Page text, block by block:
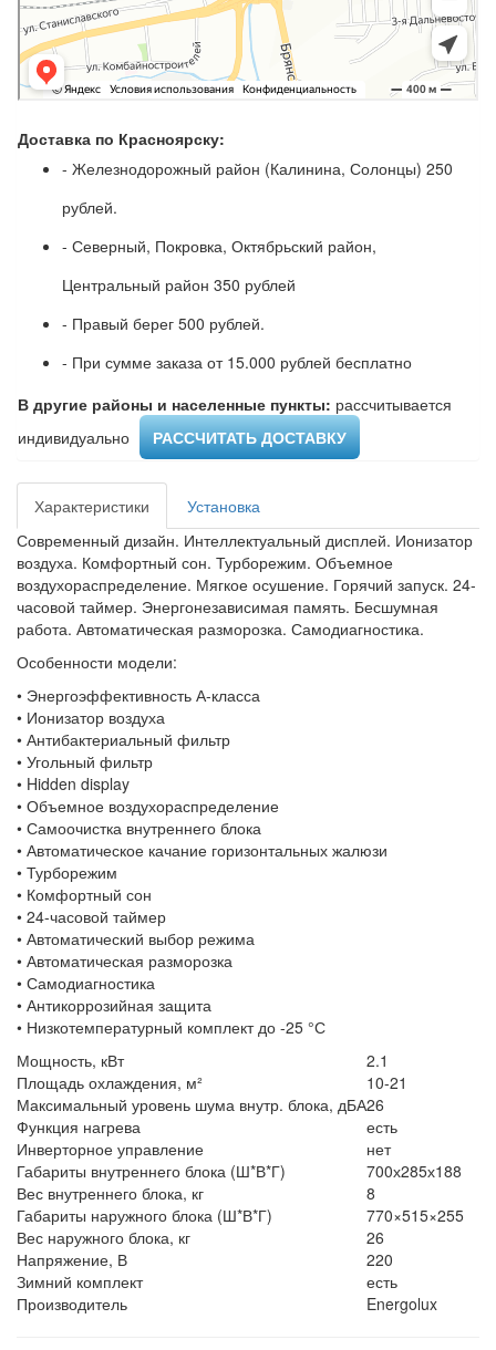
Доставка по Красноярску:
- Железнодорожный район (Калинина, Солонцы) 250
рублей.
- Северный, Покровка, Октябрьский район,
Центральный район 350 рублей
- Правый берег 500 рублей.
- При сумме заказа от 15.000 рублей бесплатно
В другие районы и населенные пункты: рассчитывается
индивидуально ​
РАССЧИТАТЬ ДОСТАВКУ
Характеристики
Установка
Современный дизайн. Интеллектуальный дисплей. Ионизатор
воздуха. Комфортный сон. Турборежим. Объемное
воздухораспределение. Мягкое осушение. Горячий запуск. 24-
часовой таймер. Энергонезависимая память. Бесшумная
работа. Автоматическая разморозка. Самодиагностика.
Особенности модели:
• Энергоэффективность А-класса
• Ионизатор воздуха
• Антибактериальный фильтр
• Угольный фильтр
• Hidden display
• Объемное воздухораспределение
• Самоочистка внутреннего блока
• Автоматическое качание горизонтальных жалюзи
• Турборежим
• Комфортный сон
• 24-часовой таймер
• Автоматический выбор режима
• Автоматическая разморозка
• Самодиагностика
• Антикоррозийная защита
• Низкотемпературный комплект до -25 °С
Мощность, кВт
2.1
Площадь охлаждения, м²
10-21
Максимальный уровень шума внутр. блока, дБА26
Функция нагрева
есть
Инверторное управление
нет
Габариты внутреннего блока (Ш*В*Г)
700х285х188
Вес внутреннего блока, кг
8
Габариты наружного блока (Ш*В*Г)
770×515×255
Вес наружного блока, кг
26
Напряжение, В
220
Зимний комплект
есть
Производитель
Energolux